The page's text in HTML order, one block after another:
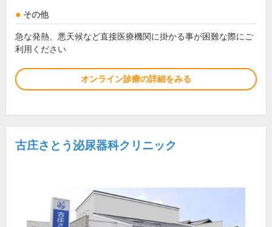
その他
急な発熱、悪天候など直接医療機関に掛かる事が困難な際にご
利用ください
オンライン診療の詳細をみる
古庄さとう泌尿器科クリニック